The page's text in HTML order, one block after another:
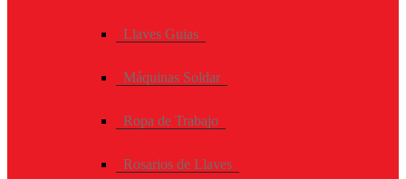
Llaves Guias
Máquinas Soldar
Ropa de Trabajo
Rosarios de Llaves